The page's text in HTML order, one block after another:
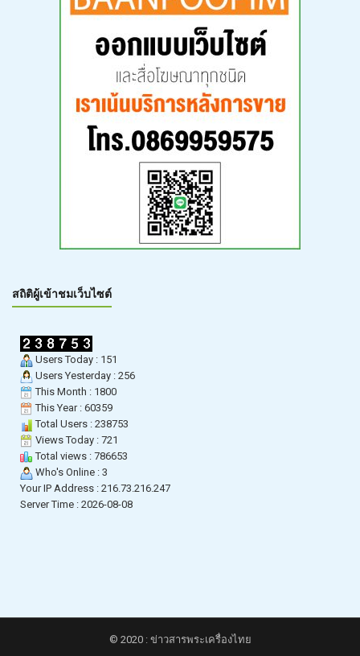
สถิติผู้เข้าชมเว็บไซต์
Users Today : 151
Users Yesterday : 256
This Month : 1800
This Year : 60359
Total Users : 238753
Views Today : 721
Total views : 786653
Who's Online : 3
Your IP Address : 216.73.216.247
Server Time : 2026-08-08
© 2020 : ข่าวสารพระเครื่องไทย